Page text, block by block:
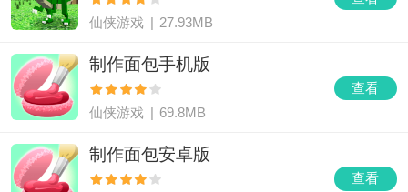
仙侠游戏 | 27.93MB
查看
制作面包手机版
仙侠游戏 | 69.8MB
查看
制作面包安卓版